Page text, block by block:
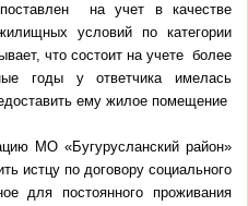
на учет в качестве
условий по категории
что состоит на учете более
годы у ответчика имелась
ему жилое помещение
МО «Бугурусланский район»
истцу по договору социального
для постоянного проживания